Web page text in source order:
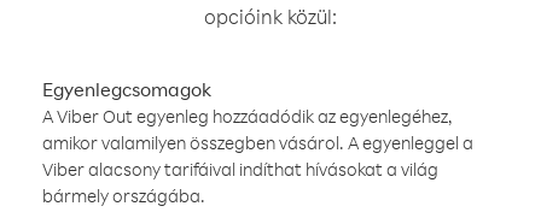
opcióink közül:
Egyenlegcsomagok
A Viber Out egyenleg hozzáadódik az egyenlegéhez,
amikor valamilyen összegben vásárol. A egyenleggel a
Viber alacsony tarifáival indíthat hívásokat a világ
bármely országába.